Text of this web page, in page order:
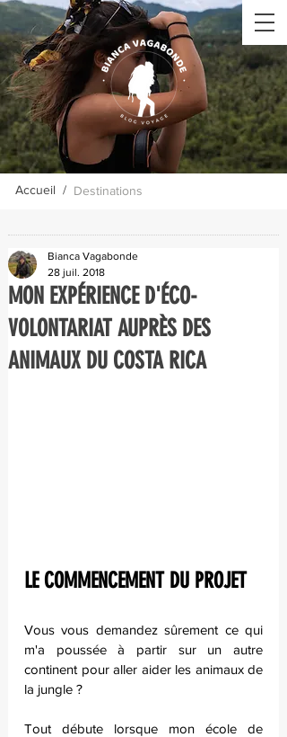
Destinations
Accueil /
MON EXPÉRIENCE D'ÉCO-
VOLONTARIAT AUPRÈS DES
ANIMAUX DU COSTA RICA
Bianca Vagabonde
28 juil. 2018
LE COMMENCEMENT DU PROJET
Vous vous demandez sûrement ce qui
m'a poussée à partir sur un autre
continent pour aller aider les animaux de
la jungle ?
Tout débute lorsque mon école de